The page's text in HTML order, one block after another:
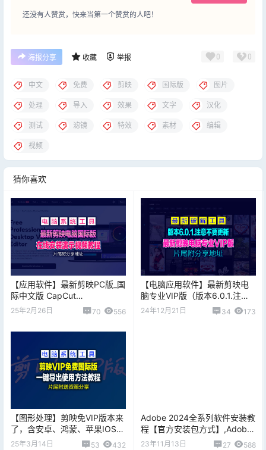
还没有人赞赏，快来当第一个赞赏的人吧！
海报分享 收藏 举报 0 0
中文 免费 剪映 国际版 图片
处理 导入 效果 文字 汉化
测试 滤镜 特效 素材 编辑
视频
猜你喜欢
【应用软件】最新剪映PC版_国
际中文版 CapCut
v5.5.0.2028，亲测可用附中文
25年2月26日 70 556
【电脑应用软件】最新剪映电
脑专业VIP版（版本6.0.1.注意
不要更新，更新直接报废）
24年12月21日 34 173
【图形处理】剪映免VIP版本来
了，含安卓、鸿蒙、苹果IOS及
电脑PC端全套，片尾附分享地
25年3月14日 53 432
Adobe 2024全系列软件安装教
程【官方安装包方式】,Adobe
GenP 3.2.1补丁包...
23年11月13日 27 588